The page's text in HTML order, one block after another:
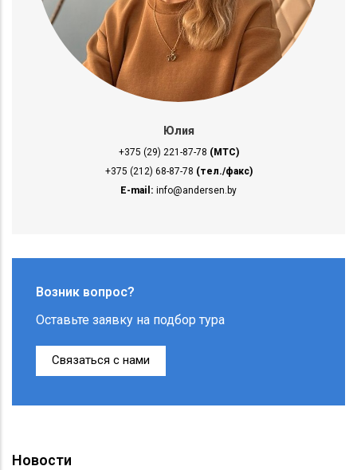
Юлия
+375 (29) 221-87-78 (МТС)
+375 (212) 68-87-78 (тел./факс)
E-mail: info@andersen.by
Возник вопрос?
Оставьте заявку на подбор тура
Связаться с нами
Новости